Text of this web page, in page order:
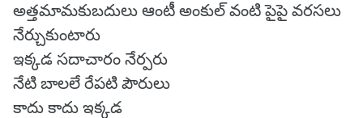
అత్తమామకుబదులు ఆంటీ అంకుల్ వంటి పైపై వరసలు
నేర్చుకుంటారు
ఇక్కడ సదాచారం నేర్పరు
నేటి బాలలే రేపటి పౌరులు
కాదు కాదు ఇక్కడ